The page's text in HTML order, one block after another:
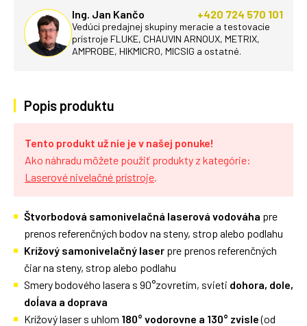
Ing. Jan Kančo +420 724 570 101
Vedúci predajnej skupiny meracie a testovacie
prístroje FLUKE, CHAUVIN ARNOUX, METRIX,
AMPROBE, HIKMICRO, MICSIG a ostatné.
Popis produktu
Tento produkt už nie je v našej ponuke!
Ako náhradu môžete použiť produkty z kategórie:
Laserové nivelačné prístroje.
Štvorbodová samonivelačná laserová vodováha pre
prenos referenčných bodov na steny, strop alebo podlahu
Krížový samonivelačný laser pre prenos referenčných
čiar na steny, strop alebo podlahu
Smery bodového lasera s 90°zovretím, svieti dohora, dole,
doĺava a doprava
Krížový laser s uhlom 180° vodorovne a 130° zvisle(od